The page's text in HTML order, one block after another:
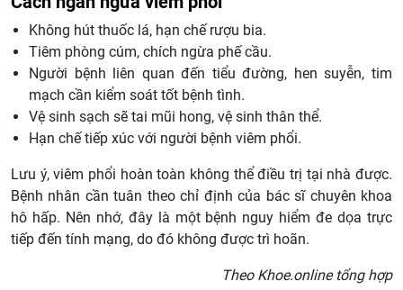
Không hút thuốc lá, hạn chế rượu bia.
Tiêm phòng cúm, chích ngừa phế cầu.
Người bệnh liên quan đến tiểu đường, hen suyễn, tim
mạch cần kiểm soát tốt bệnh tình.
Vệ sinh sạch sẽ tai mũi hong, vệ sinh thân thể.
Hạn chế tiếp xúc với người bệnh viêm phổi.
Lưu ý, viêm phổi hoàn toàn không thể điều trị tại nhà được.
Bệnh nhân cần tuân theo chỉ định của bác sĩ chuyên khoa
hô hấp. Nên nhớ, đây là một bệnh nguy hiểm đe dọa trực
tiếp đến tính mạng, do đó không được trì hoãn.
Theo Khoe.online tổng hợp